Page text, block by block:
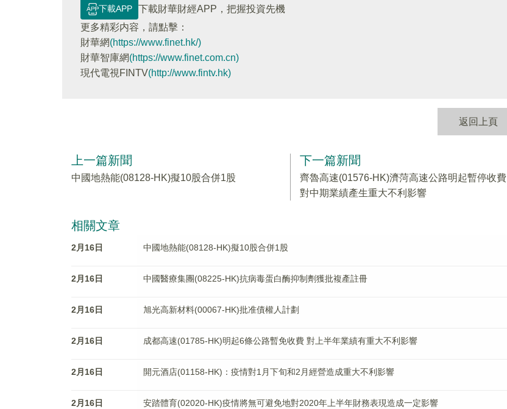
下載APP
下載財華財經APP，把握投資先機
更多精彩内容，請點擊：
財華網(https://www.finet.hk/)
財華智庫網(https://www.finet.com.cn)
現代電視FINTV(http://www.fintv.hk)
返回上頁
上一篇新聞
中國地熱能(08128-HK)擬10股合併1股
下一篇新聞
齊魯高速(01576-HK)濟菏高速公路明起暫停收費
對中期業績產生重大不利影響
相關文章
2月16日 中國地熱能(08128-HK)擬10股合併1股
2月16日 中國醫療集團(08225-HK)抗病毒蛋白酶抑制劑獲批複產註冊
2月16日 旭光高新材料(00067-HK)批准債權人計劃
2月16日 成都高速(01785-HK)明起6條公路暫免收費 對上半年業績有重大不利影響
2月16日 開元酒店(01158-HK)：疫情對1月下旬和2月經營造成重大不利影響
2月16日 安踏體育(02020-HK)疫情將無可避免地對2020年上半年財務表現造成一定影響